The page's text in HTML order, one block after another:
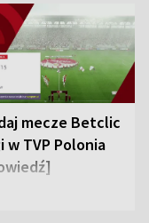
mecze Betclic
w TVP Polonia